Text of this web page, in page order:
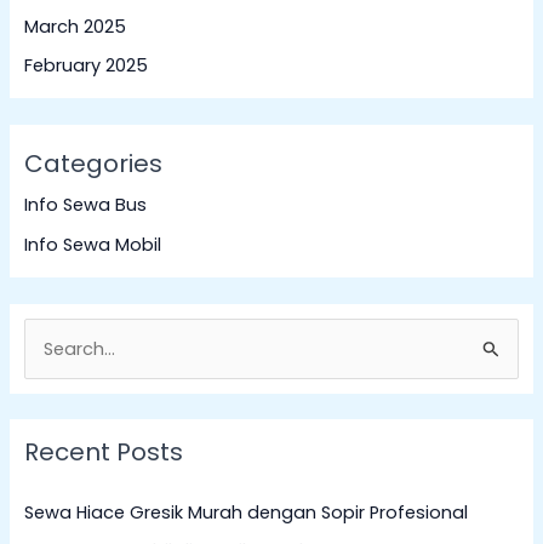
March 2025
February 2025
Categories
Info Sewa Bus
Info Sewa Mobil
e
a
rRecent Posts
Sewa Hiace Gresik Murah dengan Sopir Profesional